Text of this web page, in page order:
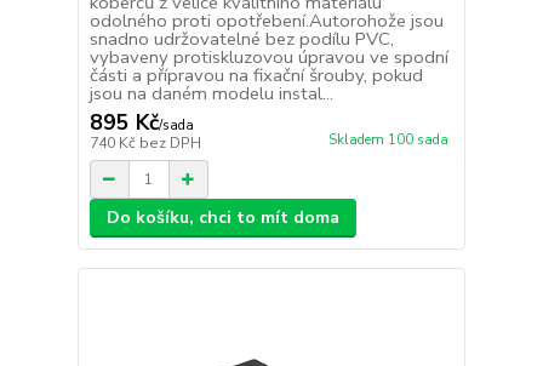
odolného proti opotřebení.Autorohože jsou
snadno udržovatelné bez podílu PVC,
vybaveny protiskluzovou úpravou ve spodní
části a přípravou na fixační šrouby, pokud
jsou na daném modelu instal...
895 Kč/sada
740 Kč bez DPH Skladem 100 sada
Do košíku, chci to mít doma